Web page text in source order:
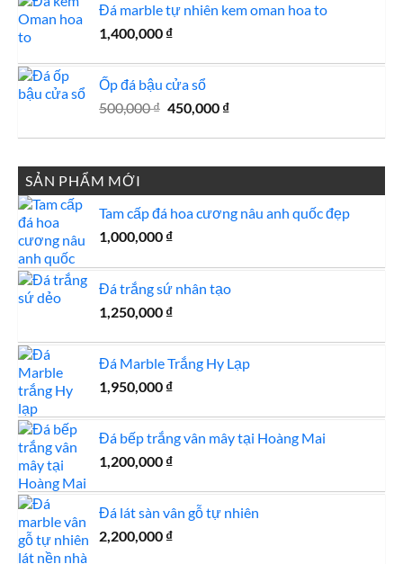
Đá marble tự nhiên kem oman hoa to
1,400,000 ₫
Ốp đá bậu cửa sổ
500,000₫ Giá
500,000 ₫.
450,000 ₫Giá
là:
SẢN PHẨM MỚI
Tam cấp đá hoa cương nâu anh quốc đẹp
1,000,000 ₫
Đá trắng sứ nhân tạo
1,250,000 ₫
Đá Marble Trắng Hy Lạp
1,950,000 ₫
Đá bếp trắng vân mây tại Hoàng Mai
1,200,000 ₫
Đá lát sàn vân gỗ tự nhiên
2,200,000 ₫